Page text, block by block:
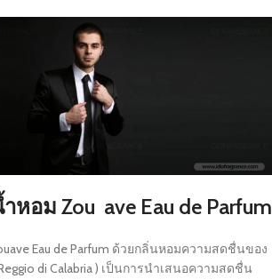
อม Zou ave Eau de Parfum
Eau de Parfum ด้วยกลิ่นหอมความสดชื่นของ
di Calabria ) เป็นการนำเสนอความสดชื่น